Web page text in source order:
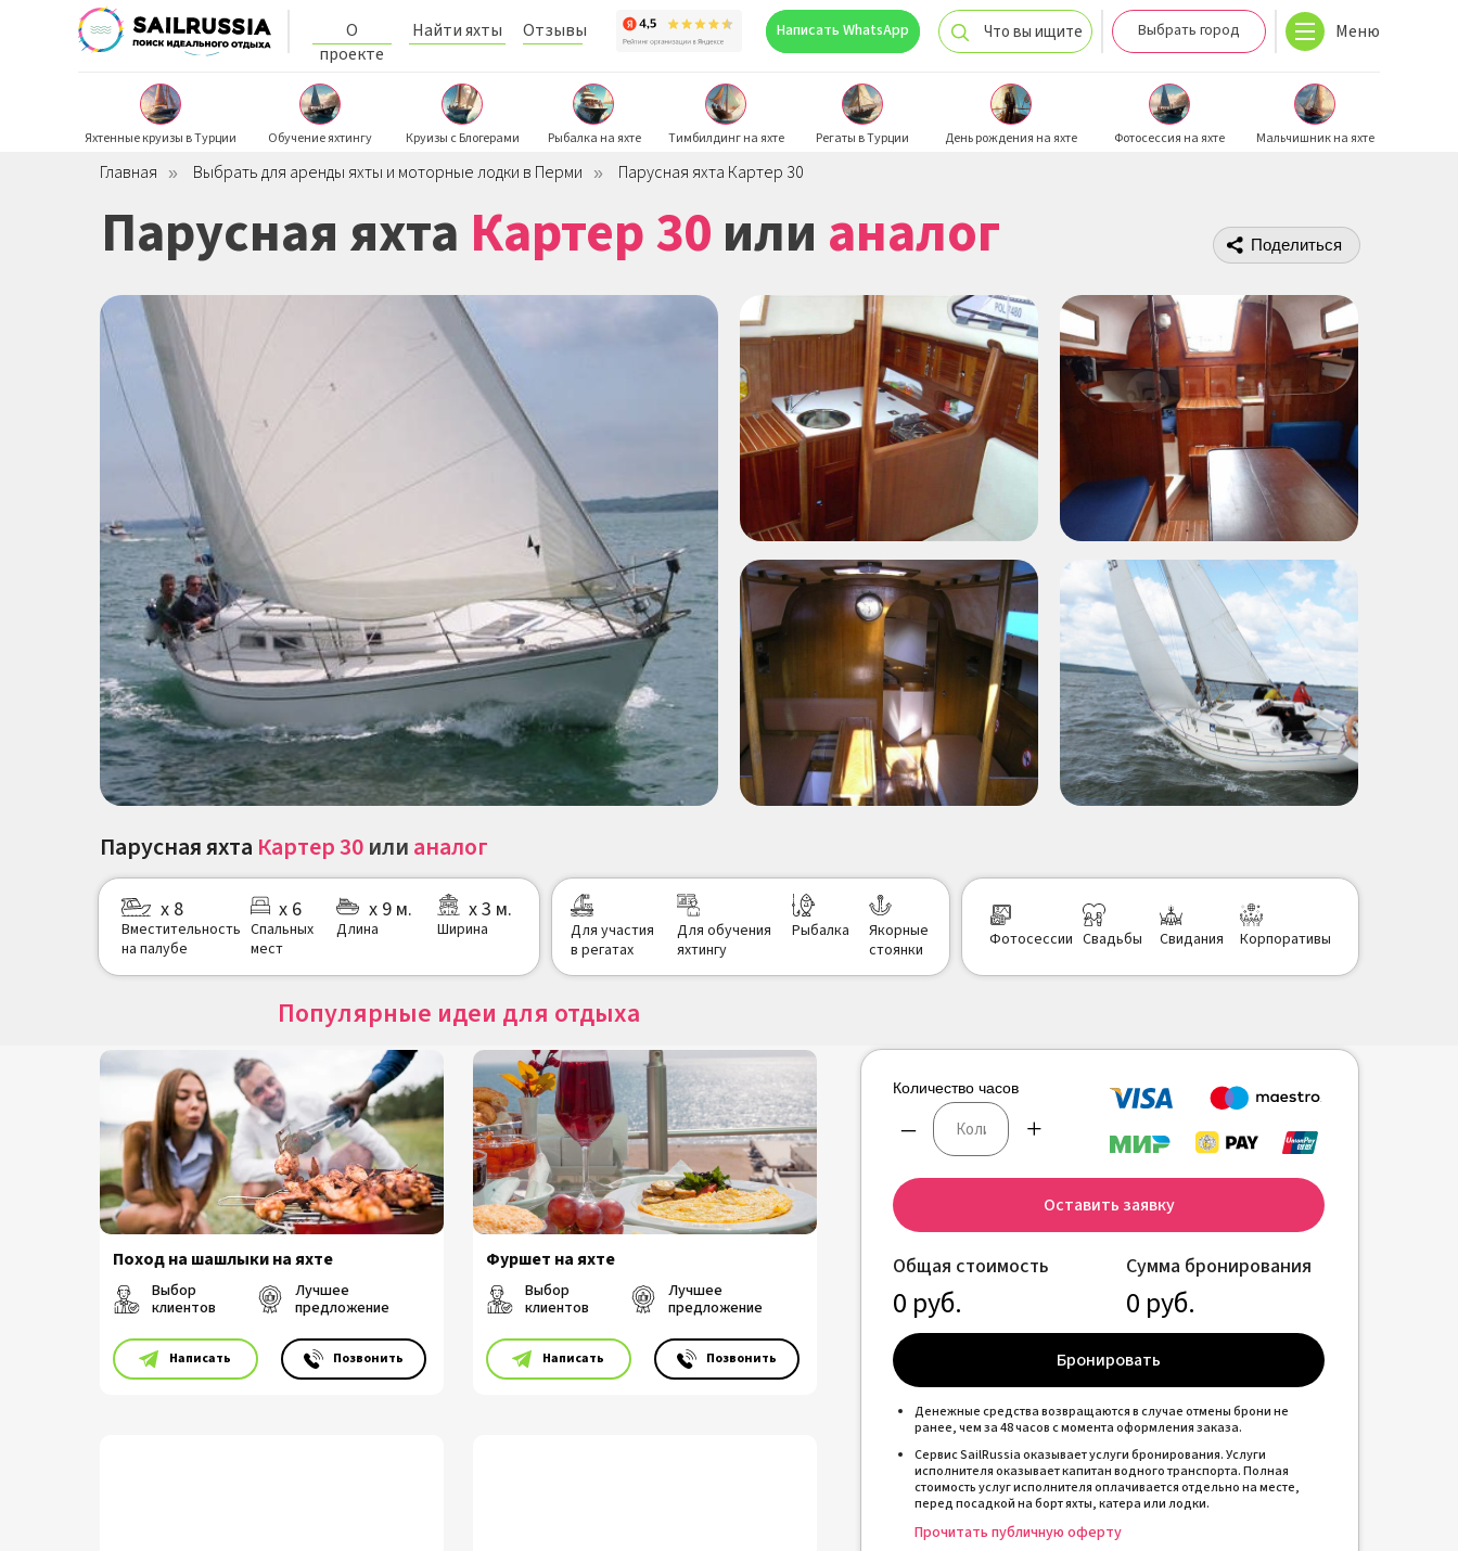
⠀Написать Выбрать город Меню
Найти яхты Написать WhatsApp Что вы ищите
О
проекте
Отзывы
Яхтенные круизы в Турции Обучение яхтингу Круизы с Блогерами Tимбилдинг на яхте
Рыбалка на яхте Регаты в Турции День рождения на яхте Фотосессия на яхте Мальчишник на яхте
Главная » Выбрать для аренды яхты и моторные лодки в Перми » Парусная яхта Картер 30
Парусная яхта Картер 30или аналог Поделиться
х 8 х 6
Спальных
мест
Вместительность
на палубе
х 9 м.
Длина
х 3 м.
Корпоративы
Ширина Свидания
Парусная яхта Картер 30илианалог
Свадьбы
Фотосессии
Для участия
в регатах
Якорные
стоянки
Для обучения
яхтингу
Рыбалка
Популярные идеи для отдыха
Количество часов
– +
Оставить заявку
0 руб.
Бронировать
Сумма бронирования
Денежные средства возвращаются в случае отмены брони не
ранее, чем за 48 часов с момента оформления заказа.
0 руб.
Общая стоимость
Сервис SailRussia оказывает услуги бронирования. Услуги
исполнителя оказывает капитан водного транспорта. Полная
стоимость услуг исполнителя оплачивается отдельно на месте,
перед посадкой на борт яхты, катера или лодки.
Прочитать публичную оферту
Поход на шашлыки на яхте
⠀⠀⠀Позвонить
⠀⠀⠀Написать
Выбор
клиентов
Лучшее
предложение
Фуршет на яхте
⠀⠀⠀Позвонить
⠀⠀⠀Написать
Выбор
клиентов
Лучшее
предложение